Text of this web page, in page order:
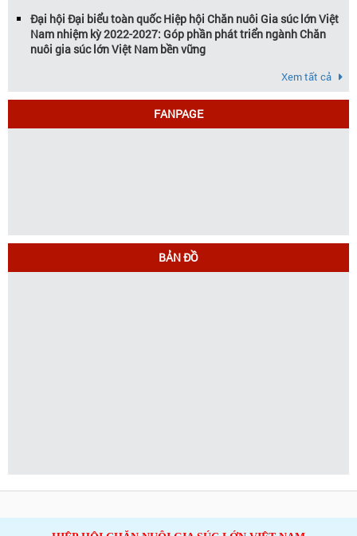
Đại hội Đại biểu toàn quốc Hiệp hội Chăn nuôi Gia súc lớn Việt
Nam nhiệm kỳ 2022-2027: Góp phần phát triển ngành Chăn
nuôi gia súc lớn Việt Nam bền vững
Xem tất cả
FANPAGE
BẢN ĐỒ